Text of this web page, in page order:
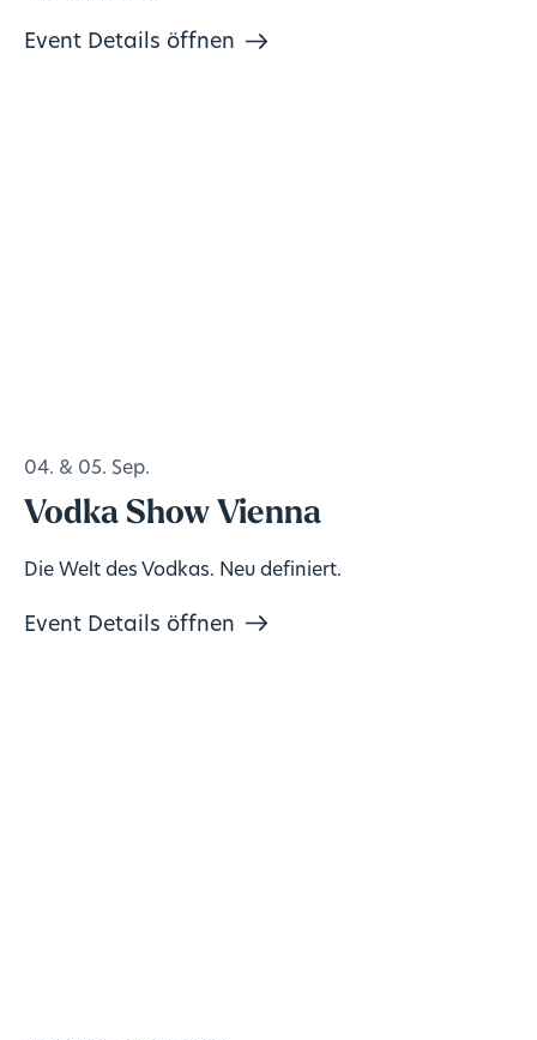
Event Details öffnen
04. & 05. Sep.
Vodka Show Vienna
Die Welt des Vodkas. Neu definiert.
Event Details öffnen